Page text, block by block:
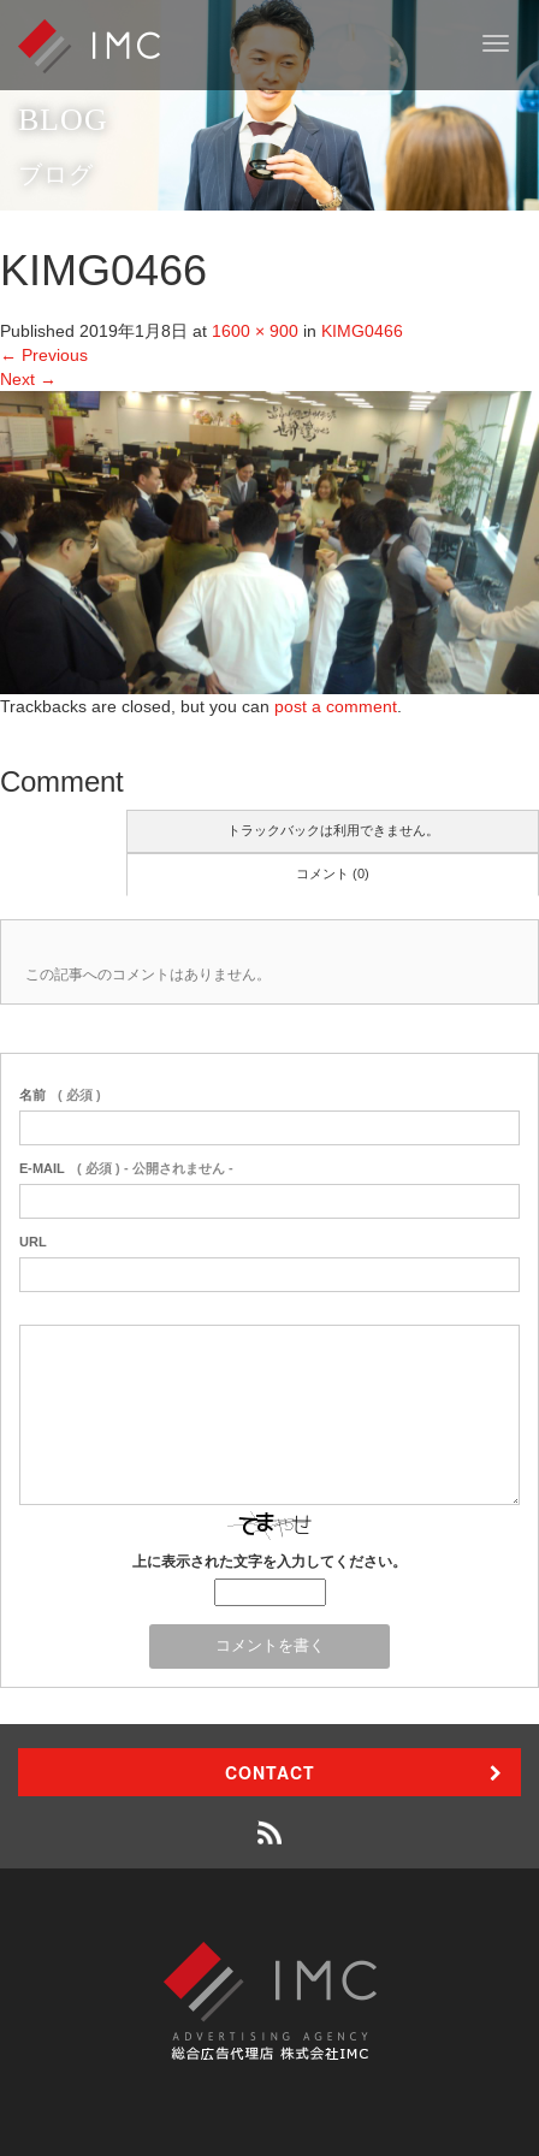
T
g
l
e
a
BLOG
ブログ
KIMG0466
Published 2019年1月8日 at 1600 × 900 in KIMG0466
← Previous
Next →
Trackbacks are closed, but you can post a comment
Comment
トラックバックは利用できません。
コメント (0)
この記事へのコメントはありません。
名前 ( 必須 )
E-MAIL ( 必須 ) - 公開されません -
URL
上に表示された文字を入力してください。
CONTACT